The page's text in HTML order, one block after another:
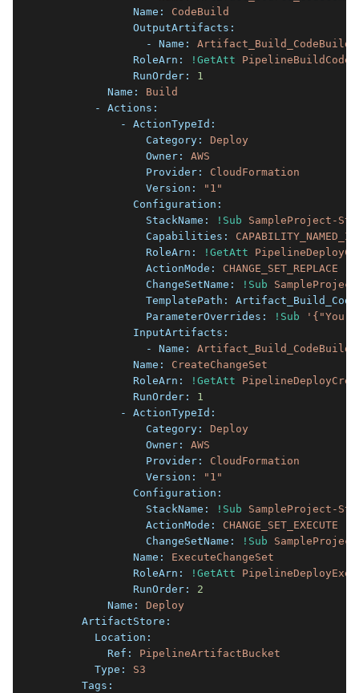
              Name:
CodeBuild
              OutputArtifacts:
                - Name:
Artifact_Build_CodeBuild
              RoleArn:
!GetAtt
              RunOrder:
1
          Name:
Build
        - Actions:
            - ActionTypeId:
                Category:
Deploy
                Owner:
AWS
                Provider:
CloudFormation
                Version:
"1"
              Configuration:
                StackName:
!Sub
SampleProject-
                Capabilities:
                RoleArn:
!GetAtt
                ActionMode:
CHANGE_SET_REPLACE
                ChangeSetName:
!Sub
                TemplatePath:
                ParameterOverrides:
!Sub
              InputArtifacts:
                - Name:
Artifact_Build_CodeBuild
              Name:
CreateChangeSet
              RoleArn:
!GetAtt
              RunOrder:
1
            - ActionTypeId:
                Category:
Deploy
                Owner:
AWS
                Provider:
CloudFormation
                Version:
"1"
              Configuration:
                StackName:
!Sub
SampleProject-
                ActionMode:
CHANGE_SET_EXECUTE
                ChangeSetName:
!Sub
              Name:
ExecuteChangeSet
              RoleArn:
!GetAtt
              RunOrder:
2
          Name:
Deploy
      ArtifactStore:
        Location:
          Ref:
PipelineArtifactBucket
        Type:
S3
      Tags: